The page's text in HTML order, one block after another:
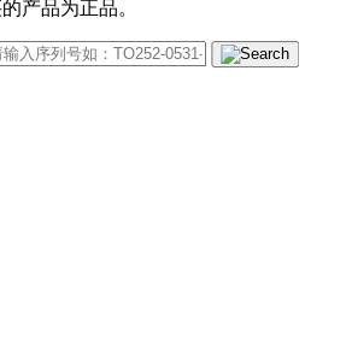
产品为正品。